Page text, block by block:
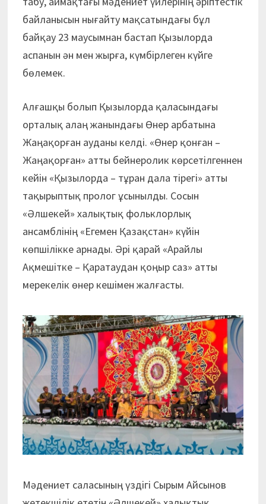
байланысын нығайту мақсатындағы бұл
байқау 23 маусымнан бастап Қызылорда
аспанын ән мен жырға, күмбірлеген күйге
бөлемек.
Алғашқы болып Қызылорда қаласындағы
орталық алаң жанындағы Өнер арбатына
Жаңақорған ауданы келді. «Өнер қонған –
Жаңақорған» атты бейнеролик көрсетілгеннен
кейін «Қызылорда – тұран дала тірегі» атты
тақырыптық пролог ұсынылды. Сосын
«Әлшекей» халықтық фольклорлық
ансамблінің «Егемен Қазақстан» күйін
көпшілікке арнады. Әрі қарай «Арайлы
Ақмешітке – Қаратаудан қоңыр саз» атты
мерекелік өнер кешімен жалғасты.
Мәдениет саласының үздігі Сырым Айсынов